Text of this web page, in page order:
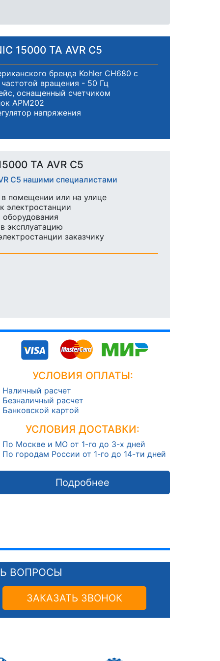
15000 TA AVR C5
бренда Kohler CH680 с
вращения - 50 Гц
оснащенный счетчиком
АРМ202
напряжения
TA AVR C5
C5 нашими специалистами
помещении или на улице
электростанции
эксплуатацию
заказчику
УСЛОВИЯ ОПЛАТЫ:
Наличный расчет
Безналичный расчет
Банковской картой
УСЛОВИЯ ДОСТАВКИ:
По Москве и МО от 1-го до 3-х дней
По городам России от 1-го до 14-ти дней
Подробнее
ВОПРОСЫ
ЗАКАЗАТЬ ЗВОНОК